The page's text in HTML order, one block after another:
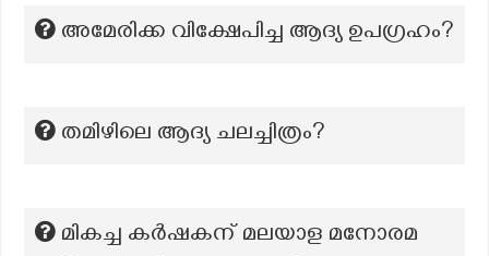
അമേരിക്ക വിക്ഷേപിച്ച ആദ്യ ഉപഗ്രഹം?
തമിഴിലെ ആദ്യ ചലച്ചിത്രം?
മികച്ച കര്‍ഷകന് മലയാള മനോരമ